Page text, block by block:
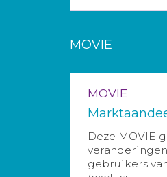
MOVIE
MOVIE
Deze MOVIE
gebruikers